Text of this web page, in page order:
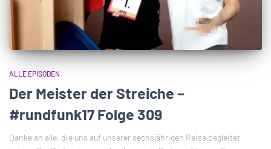
ALLE EPISODEN
Der Meister der Streiche –
#rundfunk17 Folge 309
Danke an alle, die uns auf unserer sechsjährigen Reise begleitet